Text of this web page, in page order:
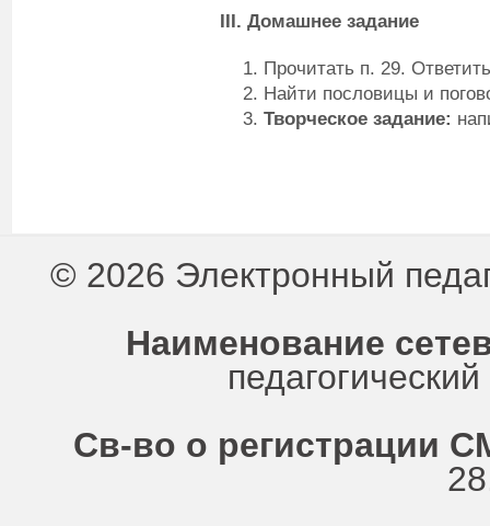
III. Домашнее задание
Прочитать п. 29.
Найти пословицы и
Творческое задание:
© 2026 Электронный
Наименование
Св-во о регистрации